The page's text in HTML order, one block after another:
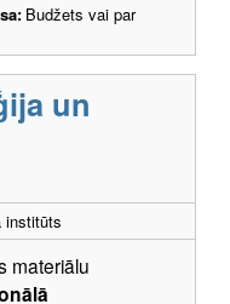
Budžets vai par
un
institūts
materiālu